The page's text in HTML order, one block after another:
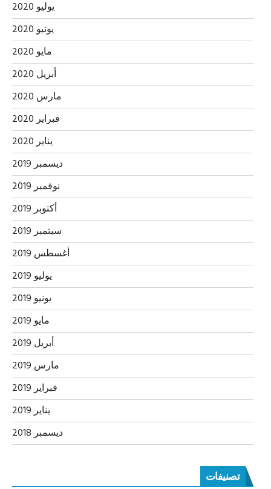
يوليو 2020
يونيو 2020
مايو 2020
أبريل 2020
مارس 2020
فبراير 2020
يناير 2020
ديسمبر 2019
نوفمبر 2019
أكتوبر 2019
سبتمبر 2019
أغسطس 2019
يوليو 2019
يونيو 2019
مايو 2019
أبريل 2019
مارس 2019
فبراير 2019
يناير 2019
ديسمبر 2018
تصنيفات